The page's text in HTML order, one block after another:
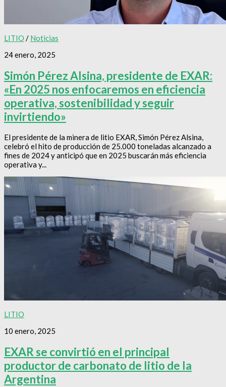
LITIO / Noticias
24 enero, 2025
Simón Pérez Alsina, presidente de EXAR:
«En 2025 nos enfocaremos en eficiencia
operativa, sostenibilidad y seguir
invirtiendo»
El presidente de la minera de litio EXAR, Simón Pérez Alsina,
celebró el hito de producción de 25.000 toneladas alcanzado a
fines de 2024 y anticipó que en 2025 buscarán más eficiencia
operativa y...
LITIO
10 enero, 2025
EXAR se convirtió en el principal
productor de carbonato de litio de la
Argentina